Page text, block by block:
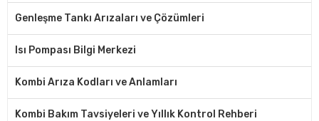
Genleşme Tankı Arızaları ve Çözümleri
Isı Pompası Bilgi Merkezi
Kombi Arıza Kodları ve Anlamları
Kombi Bakım Tavsiyeleri ve Yıllık Kontrol Rehberi